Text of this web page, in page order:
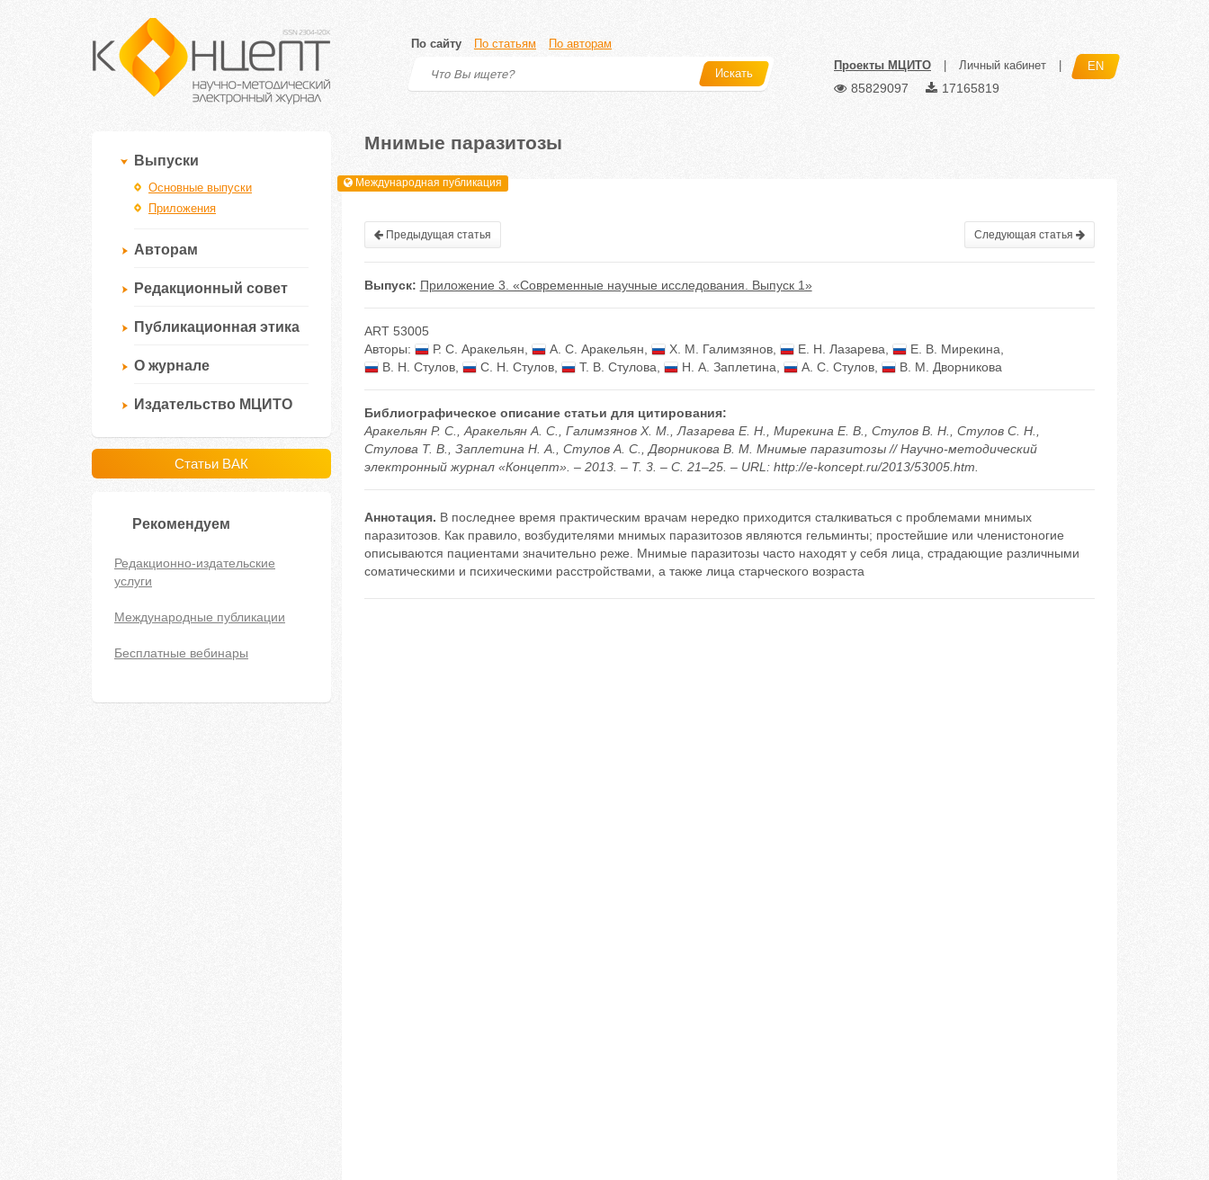
По сайту По статьям По авторам
Искать
Проекты МЦИТО Личный кабинет EN
85829097 17165819
Выпуски
Основные выпуски
Приложения
Авторам
Редакционный совет
Публикационная этика
О журнале
Издательство МЦИТО
Статьи ВАК
Рекомендуем
Редакционно-издательские
услуги
Международные публикации
Бесплатные вебинары
Мнимые паразитозы
Международная публикация
Предыдущая статья Следующая статья
Выпуск: Приложение 3. «Современные научные исследования. Выпуск 1»
ART 53005
Авторы:
Р. С. Аракельян А. С. Аракельян Х. М. Галимзянов, Е. Н. Лазарева Е. В. Мирекина
В. Н. Стулов, С. Н. Стулов, Т. В. Стулова Н. А. Заплетина А. С. Стулов, В. М. Дворникова
Библиографическое описание статьи для цитирования:
Аракельян Р. С., Аракельян А. С., Галимзянов Х. М., Лазарева Е. Н., Мирекина Е. В., Стулов В. Н., Стулов С. Н.,
Стулова Т. В., Заплетина Н. А., Стулов А. С., Дворникова В. М. Мнимые паразитозы // Научно-методический
электронный журнал «Концепт». – 2013. – Т. 3. – С. 21–25. – URL: http://e-koncept.ru/2013/53005.htm.
Аннотация. В последнее время практическим врачам нередко приходится сталкиваться с проблемами мнимых
паразитозов. Как правило, возбудителями мнимых паразитозов являются гельминты; простейшие или членистоногие
описываются пациентами значительно реже. Мнимые паразитозы часто находят у себя лица, страдающие различными
соматическими и психическими расстройствами, а также лица старческого возраста